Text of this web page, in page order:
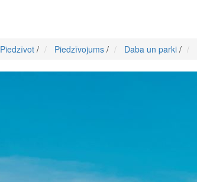
Piedzīvot / Piedzīvojums / Daba un parki /